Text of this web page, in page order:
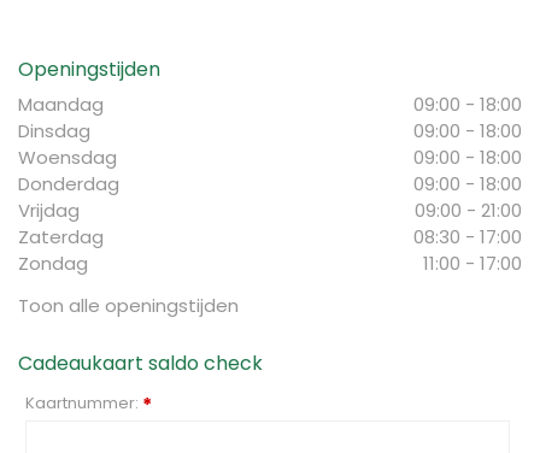
Openingstijden
Maandag
09:00 - 18:00
Dinsdag
09:00 - 18:00
Woensdag
09:00 - 18:00
Donderdag
09:00 - 18:00
Vrijdag
09:00 - 21:00
Zaterdag
08:30 - 17:00
Zondag
11:00 - 17:00
Toon alle openingstijden
Cadeaukaart saldo check
Kaartnummer: *